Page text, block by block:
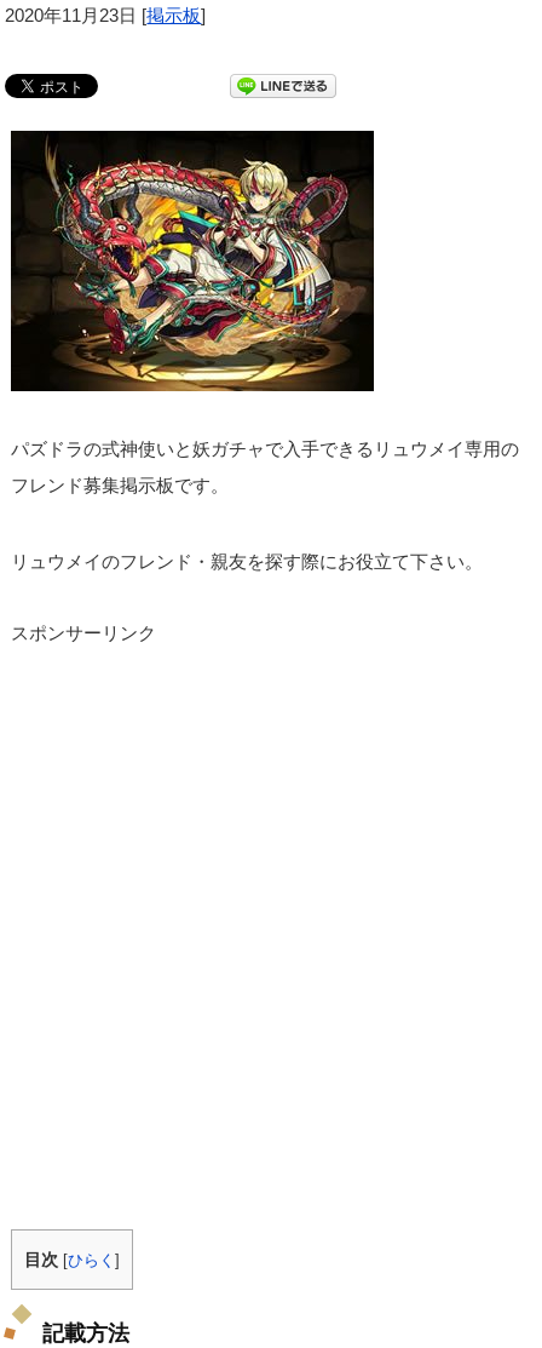
2020年11月23日 [掲示板]
パズドラの式神使いと妖ガチャで入手できるリュウメイ専用の
フレンド募集掲示板です。
リュウメイのフレンド・親友を探す際にお役立て下さい。
スポンサーリンク
目次 [ひらく]
記載方法